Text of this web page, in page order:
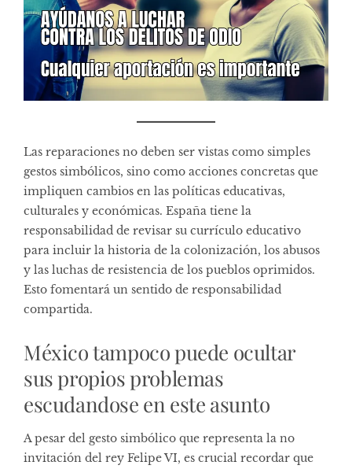
Las reparaciones no deben ser vistas como simples
gestos simbólicos, sino como acciones concretas que
impliquen cambios en las políticas educativas,
culturales y económicas. España tiene la
responsabilidad de revisar su currículo educativo
para incluir la historia de la colonización, los abusos
y las luchas de resistencia de los pueblos oprimidos.
Esto fomentará un sentido de responsabilidad
compartida.
México tampoco puede ocultar
sus propios problemas
escudandose en este asunto
A pesar del gesto simbólico que representa la no
invitación del rey Felipe VI, es crucial recordar que